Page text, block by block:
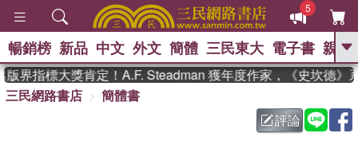
5
GO
父親節 、 如果歷
暑期推薦 、 國際布克
暢銷榜 新品 中文 外文 簡體 三民東大 電子書 親子
界指標大獎肯定！A.F. Steadman 獲年度作家，《史坎德》
三民網路書店
簡體書
評論